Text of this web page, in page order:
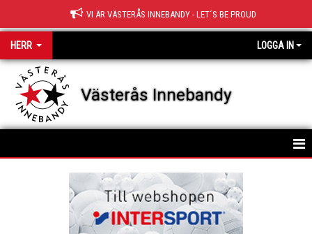
VI ÄR VÄSTERÅS INNEBANDY - LET´S BE PROUD
HERR LOGGA IN
Västerås Innebandy